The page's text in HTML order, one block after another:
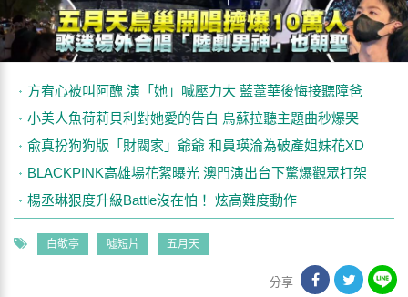
方宥心被叫阿醜 演「她」喊壓力大 藍葦華後悔接聽障爸
小美人魚荷莉貝利對她愛的告白 烏蘇拉聽主題曲秒爆哭
兪真扮狗狗版「財閥家」爺爺 和員瑛淪為破產姐妹花XD
BLACKPINK高雄場花絮曝光 澳門演出台下驚爆觀眾打架
楊丞琳狠度升級Battle沒在怕！ 炫高難度動作
白敬亭 噓短片 五月天
分享